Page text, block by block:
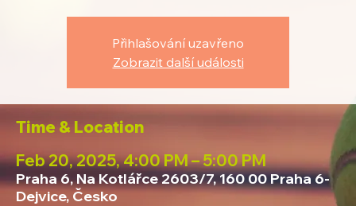
Přihlašování uzavřeno
Zobrazit další události
Time & Location
Feb 20, 2025, 4:00 PM – 5:00 PM
Praha 6, Na Kotlářce 2603/7, 160 00 Praha 6-
Dejvice, Česko